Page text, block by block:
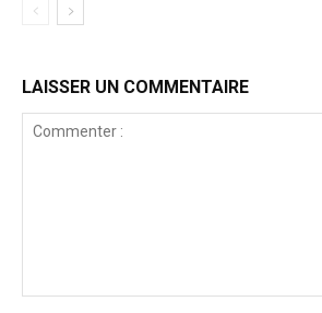
LAISSER UN COMMENTAIRE